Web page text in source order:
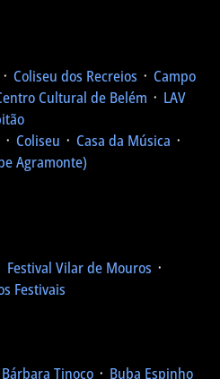
᛫ Coliseu dos Recreios ᛫ Campo
Cultural de Belém ᛫ LAV
᛫ Coliseu ᛫ Casa da Música ᛫
Agramonte)
Festival Vilar de Mouros ᛫
Festivais
Bárbara Tinoco ᛫ Buba Espinho